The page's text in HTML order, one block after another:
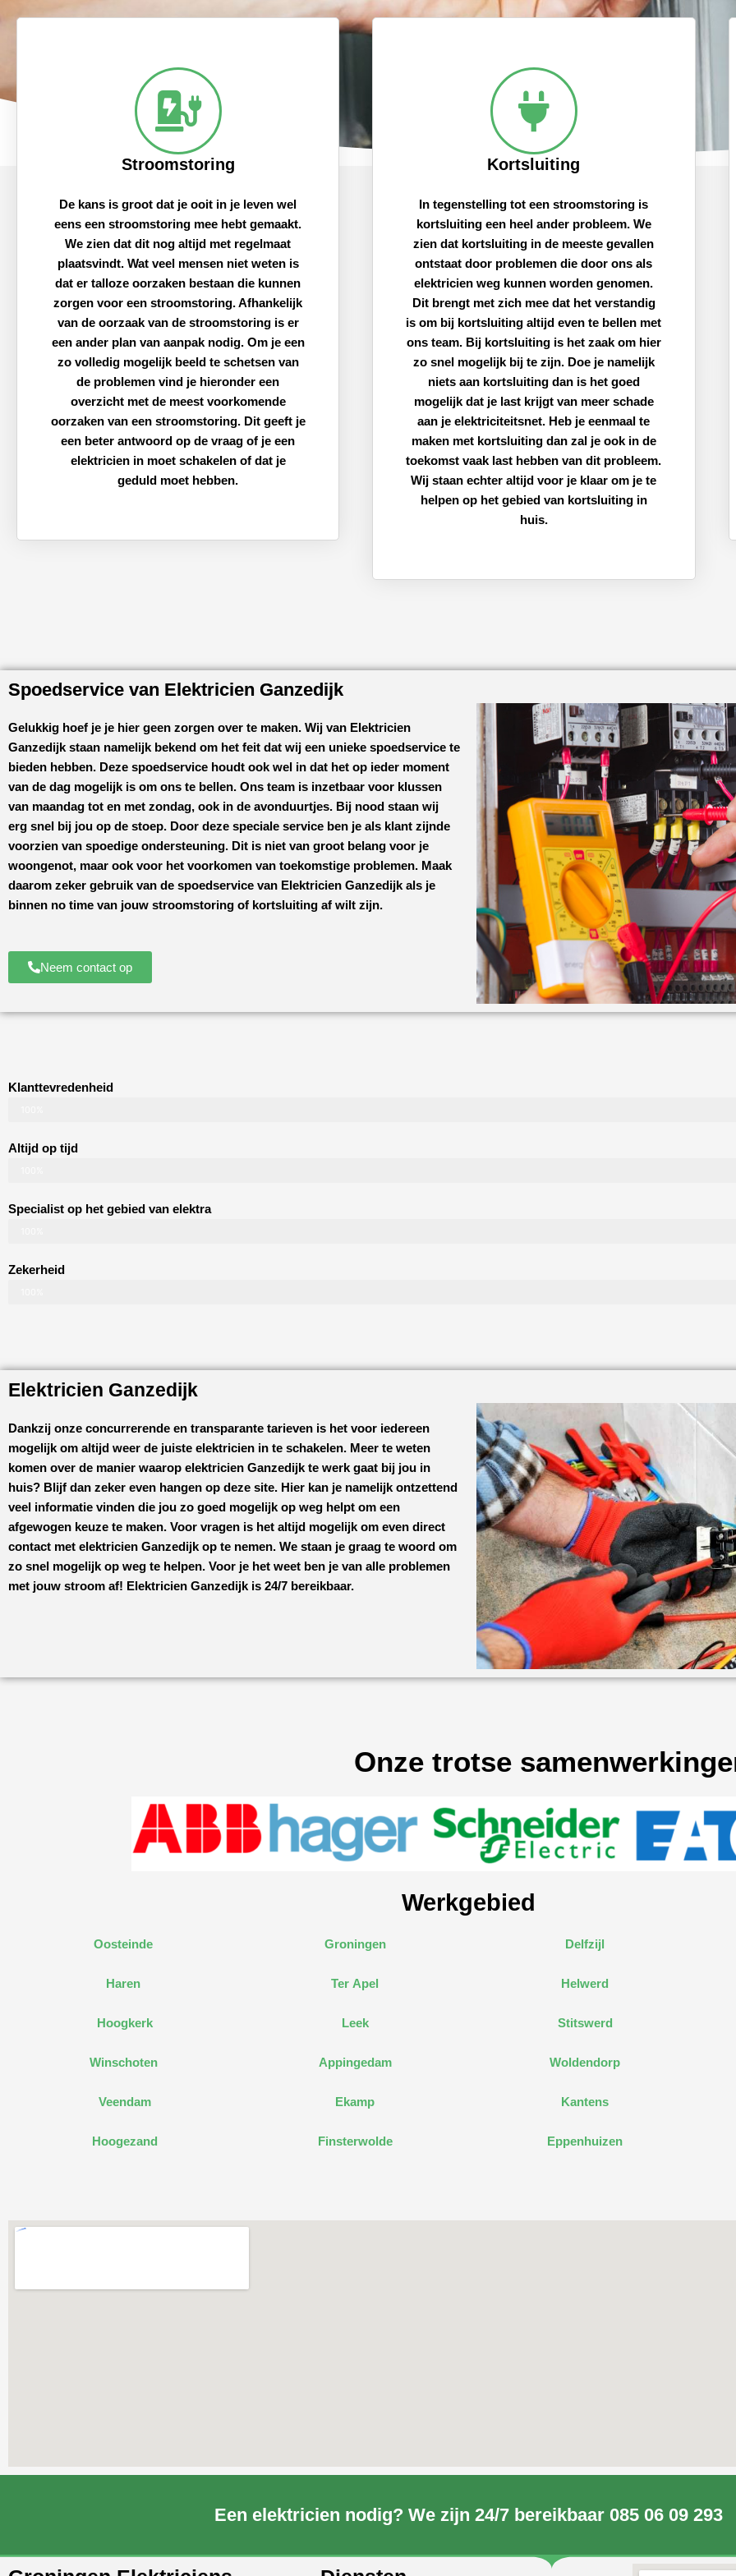
Stroomstoring
De kans is groot dat je ooit in je leven wel
eens een stroomstoring mee hebt gemaakt.
We zien dat dit nog altijd met regelmaat
plaatsvindt. Wat veel mensen niet weten is
dat er talloze oorzaken bestaan die kunnen
zorgen voor een stroomstoring. Afhankelijk
van de oorzaak van de stroomstoring is er
een ander plan van aanpak nodig. Om je een
zo volledig mogelijk beeld te schetsen van
de problemen vind je hieronder een
overzicht met de meest voorkomende
oorzaken van een stroomstoring. Dit geeft je
een beter antwoord op de vraag of je een
elektricien in moet schakelen of dat je
geduld moet hebben.
Kortsluiting
In tegenstelling tot een stroomstoring is
kortsluiting een heel ander probleem. We
zien dat kortsluiting in de meeste gevallen
ontstaat door problemen die door ons als
elektricien weg kunnen worden genomen.
Dit brengt met zich mee dat het verstandig
is om bij kortsluiting altijd even te bellen met
ons team. Bij kortsluiting is het zaak om hier
zo snel mogelijk bij te zijn. Doe je namelijk
niets aan kortsluiting dan is het goed
mogelijk dat je last krijgt van meer schade
aan je elektriciteitsnet. Heb je eenmaal te
maken met kortsluiting dan zal je ook in de
toekomst vaak last hebben van dit probleem.
Wij staan echter altijd voor je klaar om je te
helpen op het gebied van kortsluiting in
huis.
Spoedservice van Elektricien Ganzedijk
Gelukkig hoef je je hier geen zorgen over te maken. Wij van Elektricien
Ganzedijk staan namelijk bekend om het feit dat wij een unieke spoedservice te
bieden hebben. Deze spoedservice houdt ook wel in dat het op ieder moment
van de dag mogelijk is om ons te bellen. Ons team is inzetbaar voor klussen
van maandag tot en met zondag, ook in de avonduurtjes. Bij nood staan wij
erg snel bij jou op de stoep. Door deze speciale service ben je als klant zijnde
voorzien van spoedige ondersteuning. Dit is niet van groot belang voor je
woongenot, maar ook voor het voorkomen van toekomstige problemen. Maak
daarom zeker gebruik van de spoedservice van Elektricien Ganzedijk als je
binnen no time van jouw stroomstoring of kortsluiting af wilt zijn.
Neem contact op
Klanttevredenheid
Altijd op tijd
Specialist op het gebied van elektra
Zekerheid
Elektricien Ganzedijk
Dankzij onze concurrerende en transparante tarieven is het voor iedereen
mogelijk om altijd weer de juiste elektricien in te schakelen. Meer te weten
komen over de manier waarop elektricien Ganzedijk te werk gaat bij jou in
huis? Blijf dan zeker even hangen op deze site. Hier kan je namelijk ontzettend
veel informatie vinden die jou zo goed mogelijk op weg helpt om een
afgewogen keuze te maken. Voor vragen is het altijd mogelijk om even direct
contact met elektricien Ganzedijk op te nemen. We staan je graag te woord om
zo snel mogelijk op weg te helpen. Voor je het weet ben je van alle problemen
met jouw stroom af! Elektricien Ganzedijk is 24/7 bereikbaar.
Onze trotse
Werkgebied
Oosteinde
Haren
Hoogkerk
Winschoten
Veendam
Hoogezand
Groningen
Ter Apel
Leek
Appingedam
Ekamp
Finsterwolde
Delfzijl
Helwerd
Stitswerd
Woldendorp
Kantens
Eppenhuizen
Een elektricien nodig? We zijn 24/7 bereikbaar 085 06 09 293